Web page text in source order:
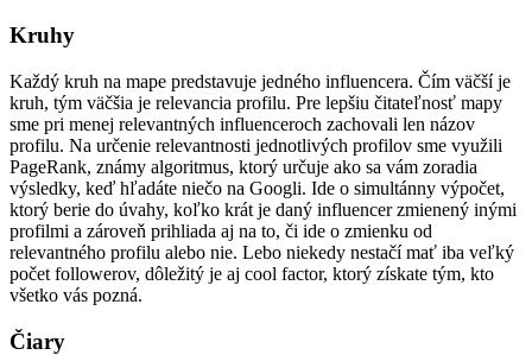
Kruhy
Každý kruh na mape predstavuje jedného influencera. Čím väčší je
kruh, tým väčšia je relevancia profilu. Pre lepšiu čitateľnosť mapy
sme pri menej relevantných influenceroch zachovali len názov
profilu. Na určenie relevantnosti jednotlivých profilov sme využili
PageRank, známy algoritmus, ktorý určuje ako sa vám zoradia
výsledky, keď hľadáte niečo na Googli. Ide o simultánny výpočet,
ktorý berie do úvahy, koľko krát je daný influencer zmienený inými
profilmi a zároveň prihliada aj na to, či ide o zmienku od
relevantného profilu alebo nie. Lebo niekedy nestačí mať iba veľký
počet followerov, dôležitý je aj cool factor, ktorý získate tým, kto
všetko vás pozná.
Čiary